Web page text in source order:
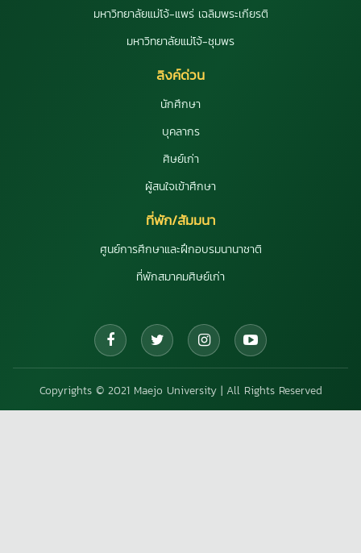
มหาวิทยาลัยแม่โจ้-แพร่ เฉลิมพระเกียรติ
มหาวิทยาลัยแม่โจ้-ชุมพร
ลิงค์ด่วน
นักศึกษา
บุคลากร
ศิษย์เก่า
ผู้สนใจเข้าศึกษา
ที่พัก/สัมมนา
ศูนย์การศึกษาและฝึกอบรมนานาชาติ
ที่พักสมาคมศิษย์เก่า
Copyrights © 2021 Maejo University | All Rights Reserved